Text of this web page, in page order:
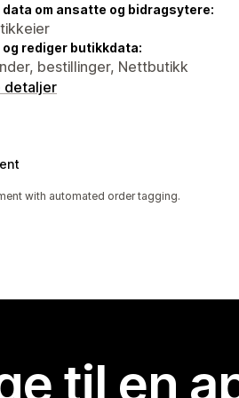
data om ansatte og bidragsytere:
og rediger butikkdata:
bestillinger, Nettbutikk
detaljer
with automated order tagging.
til en